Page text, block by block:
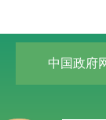
中国政府